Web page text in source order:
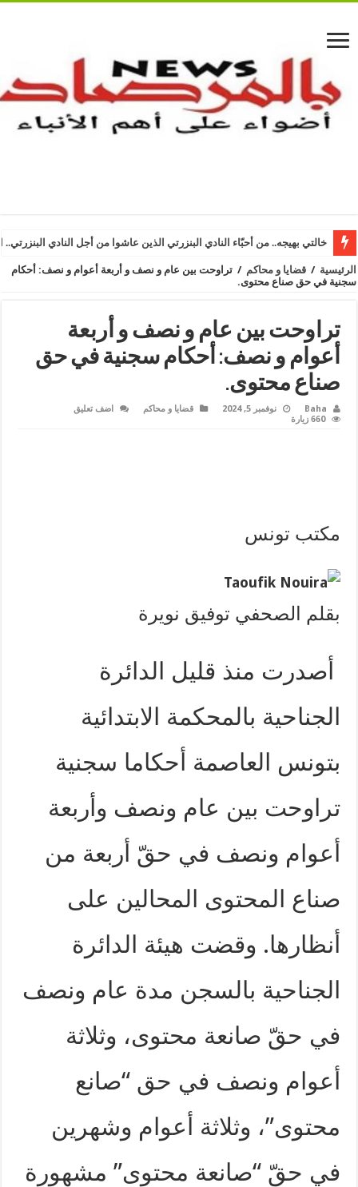
خالتي بهيجه.. من أحبّاء النادي البنزرتي الذين عاشوا من أجل النادي البنزرتي..
الرئيسية / قضايا و محاكم / تراوحت بين عام و نصف و أربعة أعوام و نصف: أحكام
سجنية في حق صناع محتوى.
تراوحت بين عام و نصف و أربعة
أعوام و نصف: أحكام سجنية في حق
صناع محتوى.
Baha نوفمبر 5, 2024 قضايا و محاكم
اضف تعليق
660 زيارة
مكتب تونس
بقلم الصحفي توفيق نويرة
أصدرت منذ قليل الدائرة
الجناحية بالمحكمة الابتدائية
بتونس العاصمة أحكاما سجنية
تراوحت بين عام ونصف وأربعة
أعوام ونصف في حقّ أربعة من
صناع المحتوى المحالين على
أنظارها. وقضت هيئة الدائرة
الجناحية بالسجن مدة عام ونصف
في حقّ صانعة محتوى، وثلاثة
أعوام ونصف في حق “صانع
محتوى”، وثلاثة أعوام وشهرين
في حقّ “صانعة محتوى” مشهورة